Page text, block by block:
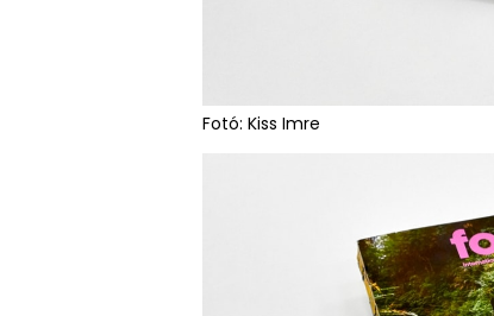
Fotó: Kiss Imre